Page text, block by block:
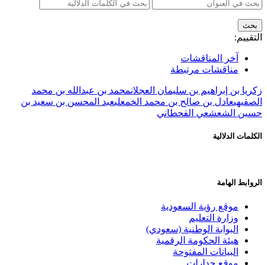
التقييم:
آخر المناقشات
مناقشات مرتبطة
زكريا بن إبراهيم بن سليمان العجلانمحمد بن عبدالله بن محمد
الصقيهيعادل بن صالح بن محمد الخمعليعبد المحسن بن سعيد بن
حسين الشعشعي القحطاني
الكلمات الدلالية
الروابط الهامة
موقع رؤية السعودية
وزارة التعليم
البوابة الوطنية (سعودي)
هيئة الحكومة الرقمية
البيانات المفتوحة